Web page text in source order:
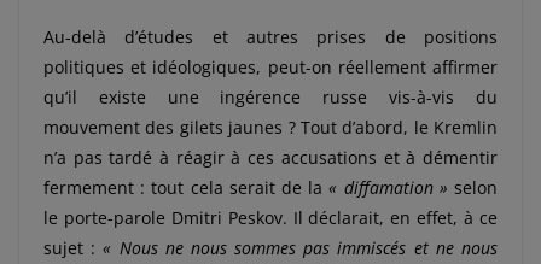
Au-delà d’études et autres prises de positions
politiques et idéologiques, peut-on réellement affirmer
qu’il existe une ingérence russe vis-à-vis du
mouvement des gilets jaunes ? Tout d’abord, le Kremlin
n’a pas tardé à réagir à ces accusations et à démentir
fermement : tout cela serait de la« diffamation »selon
le porte-parole Dmitri Peskov. Il déclarait, en effet, à ce
sujet :« Nous ne nous sommes pas immiscés et ne nous